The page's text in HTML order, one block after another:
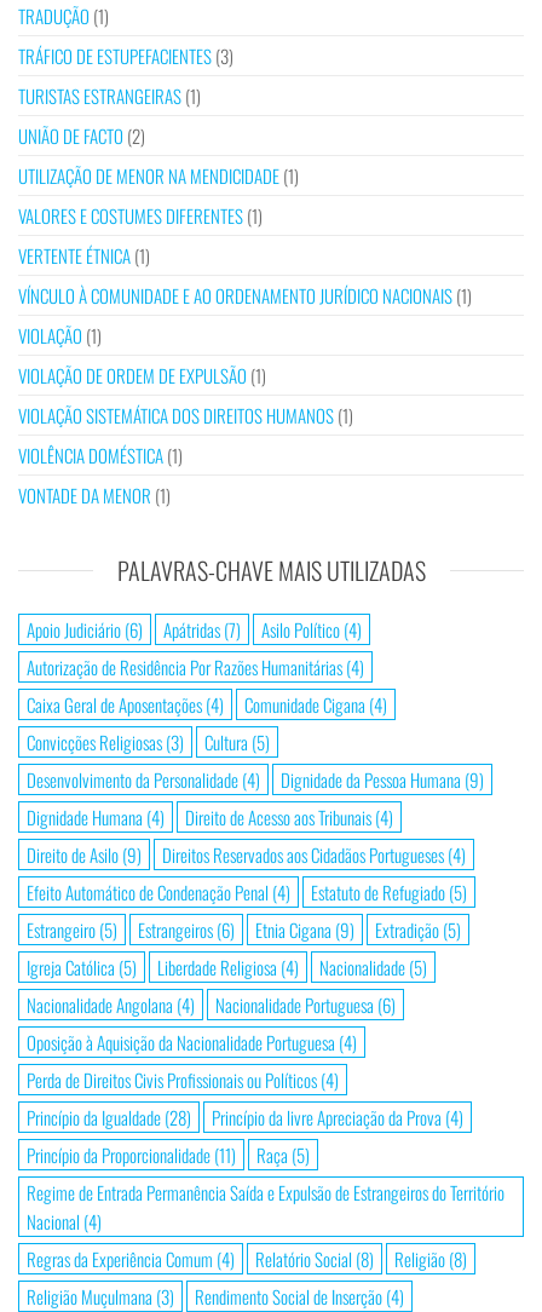
TRADUÇÃO (1)
TRÁFICO DE ESTUPEFACIENTES(3)
TURISTAS ESTRANGEIRAS(1)
UNIÃO DE FACTO (2)
UTILIZAÇÃO DE MENOR NA MENDICIDADE(1)
VALORES E COSTUMES DIFERENTES(1)
VERTENTE ÉTNICA(1)
VÍNCULO À COMUNIDADE E AO ORDENAMENTO JURÍDICO NACIONAIS(1)
VIOLAÇÃO (1)
VIOLAÇÃO DE ORDEM DE EXPULSÃO (1)
VIOLAÇÃO SISTEMÁTICA DOS DIREITOS HUMANOS(1)
VIOLÊNCIA DOMÉSTICA(1)
VONTADE DA MENOR (1)
PALAVRAS-CHAVE MAIS UTILIZADAS
Apoio Judiciário(6) Apátridas(7) Asilo Político(4)
Autorização de Residência Por Razões Humanitárias(4)
Caixa Geral de Aposentações(4) Comunidade Cigana (4)
Convicções Religiosas(3) Cultura (5)
Desenvolvimento da Personalidade(4) Dignidade da Pessoa Humana (9)
Dignidade Humana (4) Direito de Acesso aos Tribunais(4)
Direito de Asilo(9) Direitos Reservados aos Cidadãos Portugueses(4)
Efeito Automático de Condenação Penal (4) Estatuto de Refugiado(5)
Estrangeiro(5) Estrangeiros(6) Etnia Cigana (9) Extradição(5)
Igreja Católica (5) Liberdade Religiosa (4) Nacionalidade(5)
Nacionalidade Angolana (4) Nacionalidade Portuguesa (6)
Oposição à Aquisição da Nacionalidade Portuguesa (4)
Perda de Direitos Civis Profissionais ou Políticos(4)
Princípio da Igualdade(28) Princípio da livre Apreciação da Prova (4)
Princípio da Proporcionalidade(11) Raça (5)
Regime de Entrada Permanência Saída e Expulsão de Estrangeiros do Território
Nacional (4)
Regras da Experiência Comum (4) Relatório Social (8) Religião(8)
Religião Muçulmana (3) Rendimento Social de Inserção(4)